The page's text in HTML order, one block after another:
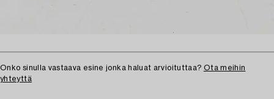
Onko sinulla vastaava esine jonka haluat arvioituttaa? Ota meihin
yhteyttä